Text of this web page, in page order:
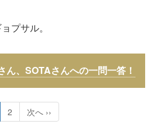
プサル。
ん、SOTAさんへの一問一答！
2 次へ ››